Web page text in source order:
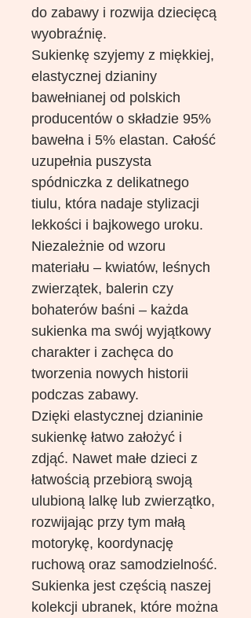
do zabawy i rozwija dziecięcą
wyobraźnię.
Sukienkę szyjemy z miękkiej,
elastycznej dzianiny
bawełnianej od polskich
producentów o składzie 95%
bawełna i 5% elastan. Całość
uzupełnia puszysta
spódniczka z delikatnego
tiulu, która nadaje stylizacji
lekkości i bajkowego uroku.
Niezależnie od wzoru
materiału – kwiatów, leśnych
zwierzątek, balerin czy
bohaterów baśni – każda
sukienka ma swój wyjątkowy
charakter i zachęca do
tworzenia nowych historii
podczas zabawy.
Dzięki elastycznej dzianinie
sukienkę łatwo założyć i
zdjąć. Nawet małe dzieci z
łatwością przebiorą swoją
ulubioną lalkę lub zwierzątko,
rozwijając przy tym małą
motorykę, koordynację
ruchową oraz samodzielność.
Sukienka jest częścią naszej
kolekcji ubranek, które można